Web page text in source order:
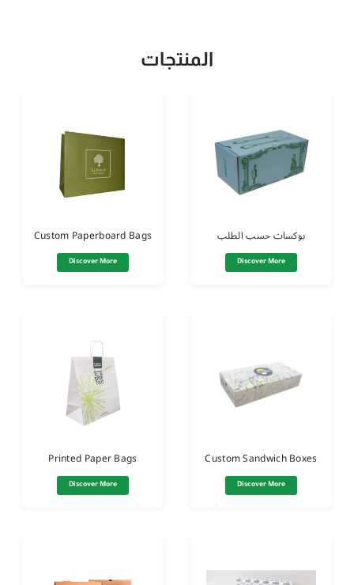
المنتجات
Custom Paperboard Bags
Discover More
بوكسات حسب الطلب
Discover More
Printed Paper Bags
Discover More
Custom Sandwich Boxes
Discover More